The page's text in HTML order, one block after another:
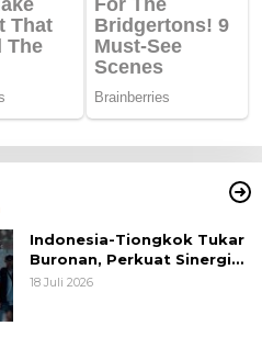
Indonesia-Tiongkok Tukar
Buronan, Perkuat Sinergi
Penegakan Hukum Lintas
18 Juli 2026